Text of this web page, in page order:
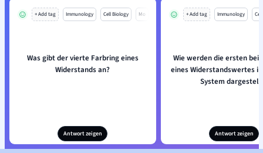
+ Add tag Immunology Cell Biology Mo
Was gibt der vierte Farbring eines
Widerstands an?
Antwort zeigen
+ Add tag Immunology
Wie werden die ersten
eines Widerstandswertes
System
Antwort zeigen